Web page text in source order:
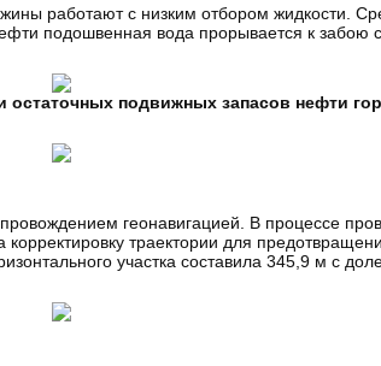
работают с низким отбором жидкости.
подошвенная вода прорывается к забою
остаточных подвижных запасов нефти
геонавигацией. В процессе
траектории для
участка составила 345,9 м с